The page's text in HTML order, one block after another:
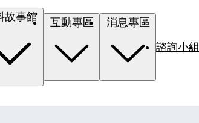
資料故事館
諮詢小組